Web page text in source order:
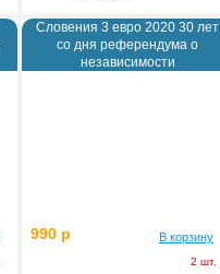
Словения 3 евро 2020 30 лет
со дня референдума о
независимости
990 р В корзину
2 шт.